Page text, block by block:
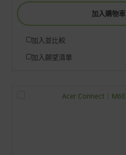
加入購物車
加入並比較
加入願望清單